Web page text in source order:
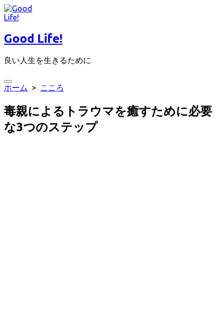
コ
ン
ン
へ
キ
ッ
Good Life!
良い人生を生きるために
検
り
替
え
ホーム > こころ
毒親によるトラウマを癒すために必要
な3つのステップ